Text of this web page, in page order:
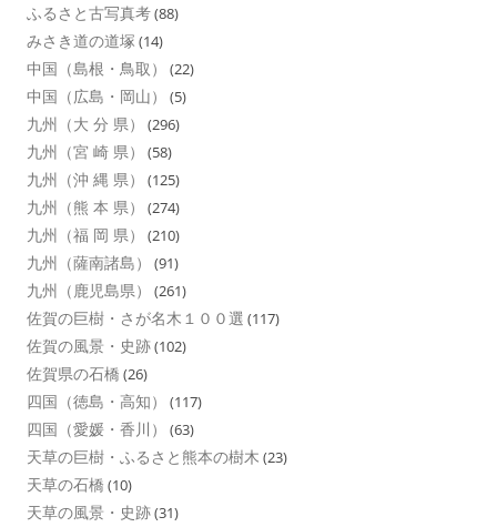
ふるさと古写真考(88)
みさき道の道塚 (14)
中国（島根・鳥取） (22)
中国（広島・岡山） (5)
九州（大 分 県） (296)
九州（宮 崎 県） (58)
九州（沖 縄 県） (125)
九州（熊 本 県） (274)
九州（福 岡 県） (210)
九州（薩南諸島） (91)
九州（鹿児島県） (261)
佐賀の巨樹・さが名木１００選 (117)
佐賀の風景・史跡(102)
佐賀県の石橋 (26)
四国（徳島・高知） (117)
四国（愛媛・香川） (63)
天草の巨樹・ふるさと熊本の樹木 (23)
天草の石橋 (10)
天草の風景・史跡(31)